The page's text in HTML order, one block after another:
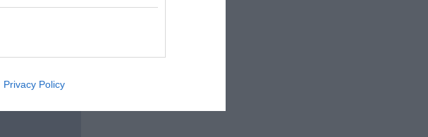
Privacy Policy